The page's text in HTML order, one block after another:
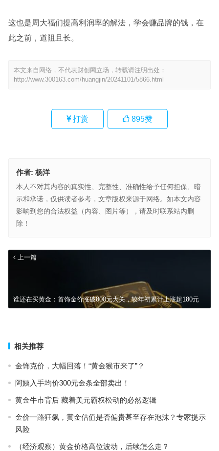
这也是周大福们提高利润率的解法，学会赚品牌的钱，在
此之前，道阻且长。
本文来自网络，不代表财创网立场，转载请注明出处：
http://www.300163.com/huangjin/20241101/5866.html
打赏 895赞
作者: 杨洋
本人不对其内容的真实性、完整性、准确性给予任何担保、暗
示和承诺，仅供读者参考，文章版权来源于网络。如本文内容
影响到您的合法权益（内容、图片等），请及时联系站内删
除！
上一篇
谁还在买黄金：首饰金价涨破800元大关，较年初累计上涨超180元
金价狂飙下的金店生存战：加盟商困境与行业洗牌
相关推荐
金饰克价，大幅回落！“黄金猴市来了”？
阿姨入手均价300元金条全部卖出！
黄金牛市背后 藏着美元霸权松动的必然逻辑
金价一路狂飙，黄金估值是否偏贵甚至存在泡沫？专家提示
风险
（经济观察）黄金价格高位波动，后续怎么走？